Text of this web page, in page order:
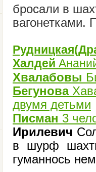
бросали в
вагонетками.
Халдей
Хвалабовы
Бегунова
двумя детьми
Писман 3
Ирилевич
в шурф
гуманнось